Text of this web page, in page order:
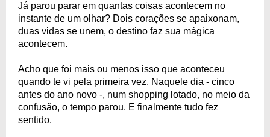
Já parou parar em quantas coisas acontecem no
instante de um olhar? Dois corações se apaixonam,
duas vidas se unem, o destino faz sua mágica
acontecem.
Acho que foi mais ou menos isso que aconteceu
quando te vi pela primeira vez. Naquele dia - cinco
antes do ano novo -, num shopping lotado, no meio da
confusão, o tempo parou. E finalmente tudo fez
sentido.